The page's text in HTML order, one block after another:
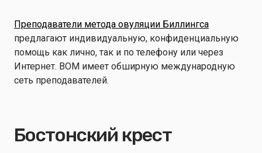
Преподаватели метода овуляции Биллингса
предлагают индивидуальную, конфиденциальную
помощь как лично, так и по телефону или через
Интернет. BOM имеет обширную международную
сеть преподавателей.
Бостонский крест